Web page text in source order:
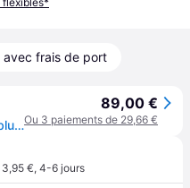
avec frais de port
Brassard capteur cardiaque bluetooth coros hrm jaune citron
89,00 €
Ou 3 paiements de 29,66 €
€, 4-6 jours